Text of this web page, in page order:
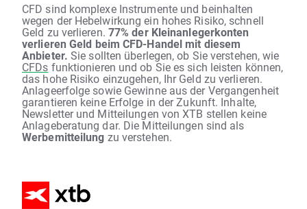
CFD sind komplexe Instrumente und beinhalten
wegen der Hebelwirkung ein hohes Risiko, schnell
Geld zu verlieren. 77% der Kleinanlegerkonten
verlieren Geld beim CFD-Handel mit diesem
Anbieter. Sie sollten überlegen, ob Sie verstehen, wie
CFDs funktionieren und ob Sie es sich leisten können,
das hohe Risiko einzugehen, Ihr Geld zu verlieren.
Anlageerfolge sowie Gewinne aus der Vergangenheit
garantieren keine Erfolge in der Zukunft. Inhalte,
Newsletter und Mitteilungen von XTB stellen keine
Anlageberatung dar. Die Mitteilungen sind als
Werbemitteilung zu verstehen.